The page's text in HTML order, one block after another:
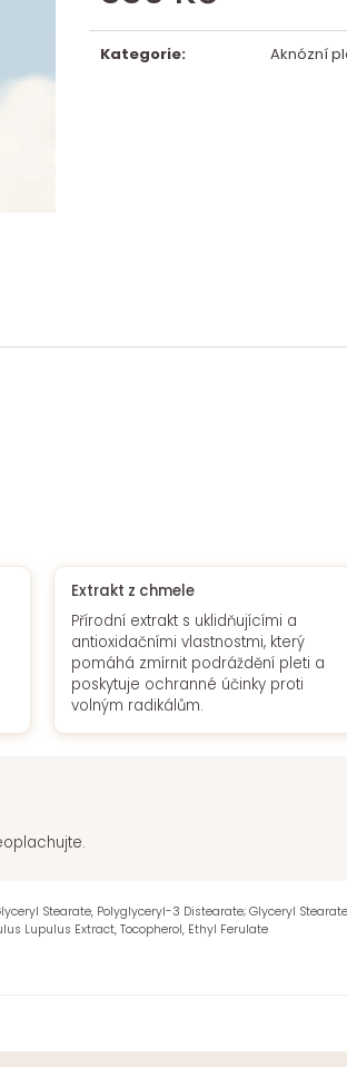
cena:
Kategorie: Aknózní
Extrakt z chmele
Přírodní extrakt s uklidňujícími a
antioxidačními vlastnostmi, který
pomáhá zmírnit podráždění pleti a
poskytuje ochranné účinky proti
volným radikálům.
Stearate, Polyglyceryl-3 Distearate; Glyceryl
Lupulus Extract, Tocopherol, Ethyl Ferulate